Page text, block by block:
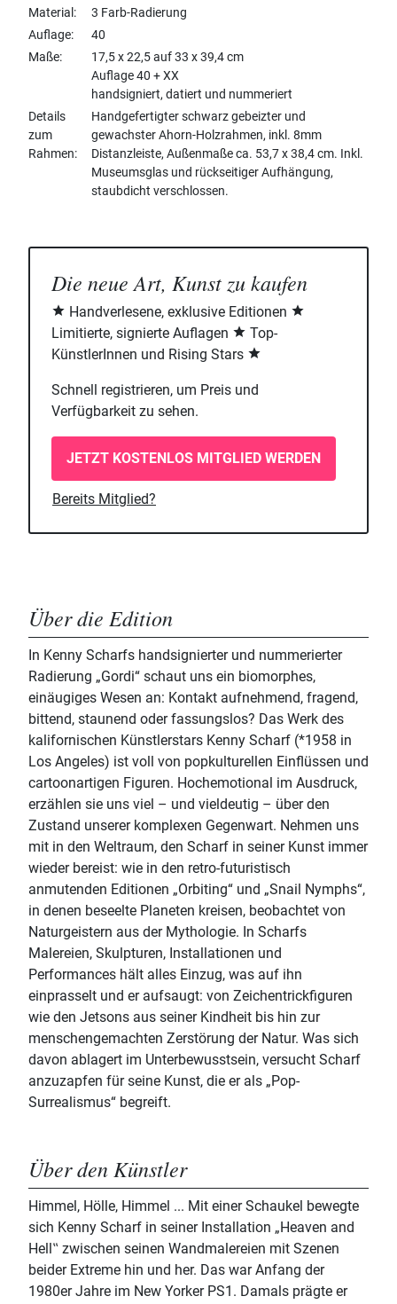
Material
3 Farb-Radierung
Auflage
40
Maße
17,5 x 22,5 auf 33 x 39,4 cm
Auflage 40 + XX
handsigniert, datiert und nummeriert
Details
zum
Rahmen
Handgefertigter schwarz gebeizter und
gewachster Ahorn-Holzrahmen, inkl. 8mm
Distanzleiste, Außenmaße ca. 53,7 x 38,4 cm. Inkl.
Museumsglas und rückseitiger Aufhängung,
staubdicht verschlossen.
Die neue Art, Kunst zu kaufen
Handverlesene, exklusive Editionen
Limitierte, signierte Auflagen
Top-
KünstlerInnen und Rising Stars
Schnell registrieren, um Preis und
Verfügbarkeit zu sehen.
JETZT KOSTENLOS MITGLIED WERDEN
Bereits Mitglied?
Über die Edition
In Kenny Scharfs handsignierter und nummerierter
Radierung „Gordi“ schaut uns ein biomorphes,
einäugiges Wesen an: Kontakt aufnehmend, fragend,
bittend, staunend oder fassungslos? Das Werk des
kalifornischen Künstlerstars Kenny Scharf (*1958 in
Los Angeles) ist voll von popkulturellen Einflüssen und
cartoonartigen Figuren. Hochemotional im Ausdruck,
erzählen sie uns viel – und vieldeutig – über den
Zustand unserer komplexen Gegenwart. Nehmen uns
mit in den Weltraum, den Scharf in seiner Kunst immer
wieder bereist: wie in den retro-futuristisch
anmutenden Editionen „Orbiting“ und „Snail Nymphs“,
in denen beseelte Planeten kreisen, beobachtet von
Naturgeistern aus der Mythologie. In Scharfs
Malereien, Skulpturen, Installationen und
Performances hält alles Einzug, was auf ihn
einprasselt und er aufsaugt: von Zeichentrickfiguren
wie den Jetsons aus seiner Kindheit bis hin zur
menschengemachten Zerstörung der Natur. Was sich
davon ablagert im Unterbewusstsein, versucht Scharf
anzuzapfen für seine Kunst, die er als „Pop-
Surrealismus“ begreift.
Über den Künstler
Himmel, Hölle, Himmel ... Mit einer Schaukel bewegte
sich Kenny Scharf in seiner Installation „Heaven and
Hell‟ zwischen seinen Wandmalereien mit Szenen
beider Extreme hin und her. Das war Anfang der
1980er Jahre im New Yorker PS1. Damals prägte er